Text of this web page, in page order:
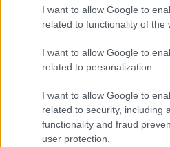
I want to allow Google to
related to functionality of the
I want to allow Google to
related to personalization.
I want to allow Google to
related to security, including
functionality and fraud
user protection.
Conti e registriaprire
iscrizione al registro,
mappa
RoPA, DPA con
retention.
Lavoro modello
contratti con IP
sicurezza.
Equityprogettare piani